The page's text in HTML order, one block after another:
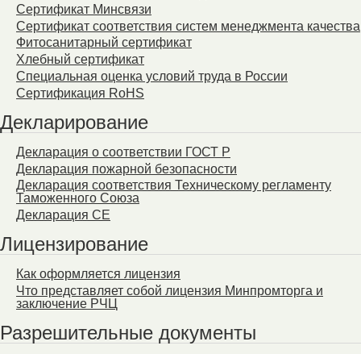
Сертификат Минсвязи
Сертификат соответствия систем менеджмента качества
Фитосанитарный сертификат
Хлебный сертификат
Специальная оценка условий труда в России
Сертификация RoHS
Декларирование
Декларация о соответствии ГОСТ Р
Декларация пожарной безопасности
Декларация соответствия Техническому регламенту
Таможенного Союза
Декларация СЕ
Лицензирование
Как оформляется лицензия
Что представляет собой лицензия Минпромторга и
заключение РЧЦ
Разрешительные документы